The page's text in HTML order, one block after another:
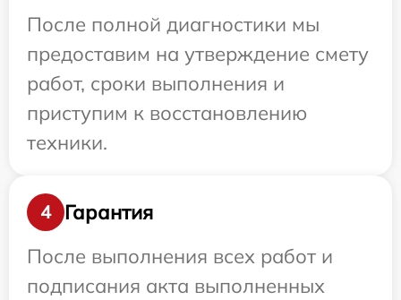
После полной диагностики мы
предоставим на утверждение смету
работ, сроки выполнения и
приступим к восстановлению
техники.
4
Гарантия
После выполнения всех работ и
подписания акта выполненных